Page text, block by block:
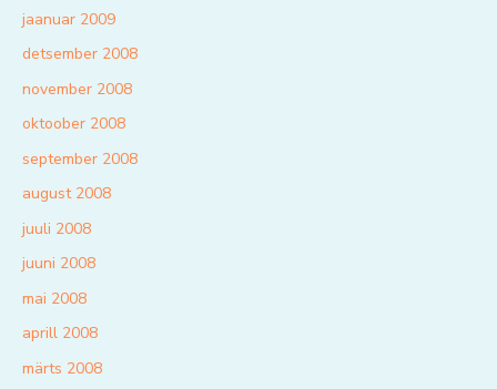
jaanuar 2009
detsember 2008
november 2008
oktoober 2008
september 2008
august 2008
juuli 2008
juuni 2008
mai 2008
aprill 2008
märts 2008